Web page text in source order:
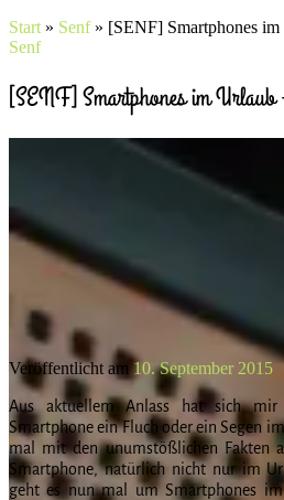
Start » Senf » [SENF] Smartphones
Senf
[SENF] Smartphones im Urlaub
Veröffentlicht am10. September 2015
Aus aktuellem Anlass hat sich
Smartphone ein Fluch oder ein Segen
mal mit den unumstößlichen Fakten
Smartphone, natürlich nicht nur im
geht es nun mal um Smartphones